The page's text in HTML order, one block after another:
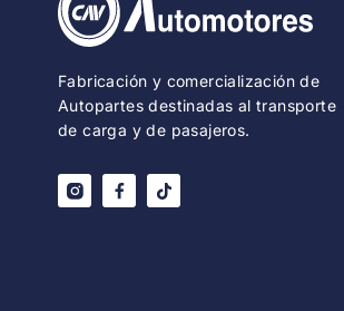
Fabricación y comercialización de
Autopartes destinadas al transporte
de carga y de pasajeros.